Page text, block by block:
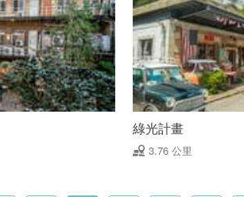
綠光計畫
3.76 公里